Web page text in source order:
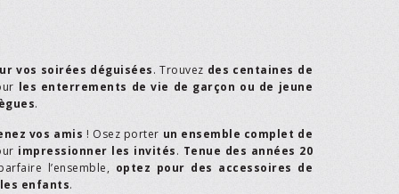
vos soirées déguisées. Trouvez des centaines de
les enterrements de vie de garçon ou de jeune
.
vos amis ! Osez porter un ensemble complet de
impressionner les invités. Tenue des années 20
l’ensemble, optez pour des accessoires de
les enfants.